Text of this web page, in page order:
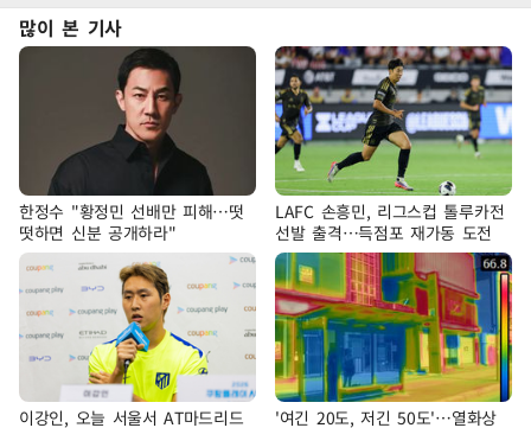
많이 본 기사
한정수 "황정민 선배만 피해…떳
떳하면 신분 공개하라"
LAFC 손흥민, 리그스컵 톨루카전
선발 출격…득점포 재가동 도전
이강인, 오늘 서울서 AT마드리드
'여긴 20도, 저긴 50도'…열화상